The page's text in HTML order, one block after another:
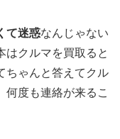
て迷惑なんじゃない
はクルマを買取ると
ちゃんと答えてクル
何度も連絡が来るこ